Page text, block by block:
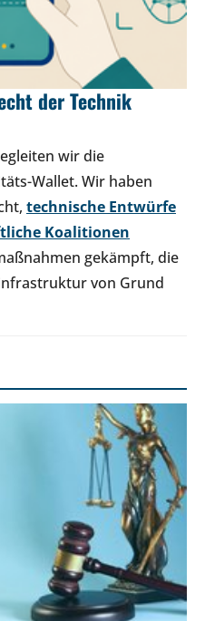
der Technik
wir die
Wallet. Wir haben
technische Entwürfe
Koalitionen
gekämpft, die
von Grund